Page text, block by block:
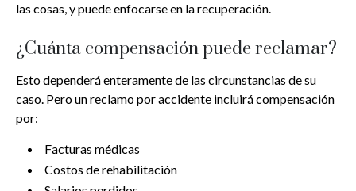
las cosas, y puede enfocarse en la recuperación.
¿Cuánta compensación puede reclamar?
Esto dependerá enteramente de las circunstancias de su
caso. Pero un reclamo por accidente incluirá compensación
por:
Facturas médicas
Costos de rehabilitación